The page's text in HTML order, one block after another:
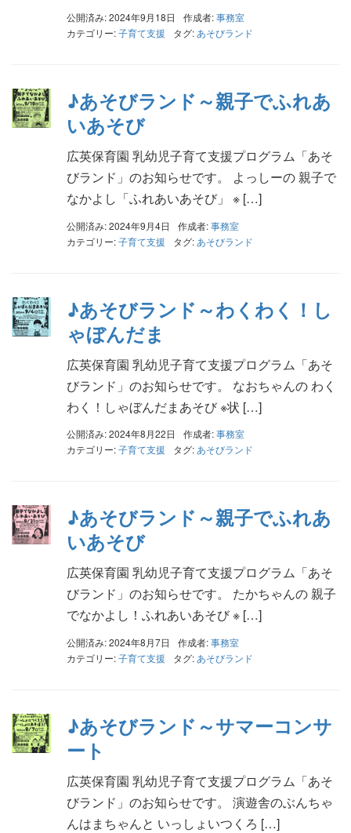
公開済み: 2024年9月18日 作成者:事務室
カテゴリー:子育て支援 タグ: あそびランド
♪あそびランド～親子でふれあ
いあそび
広英保育園 乳幼児子育て支援プログラム「あそ
びランド」のお知らせです。 よっしーの 親子で
なかよし「ふれあいあそび」 ※ […]
公開済み: 2024年9月4日 作成者:事務室
カテゴリー:子育て支援 タグ: あそびランド
♪あそびランド～わくわく！し
ゃぼんだま
広英保育園 乳幼児子育て支援プログラム「あそ
びランド」のお知らせです。 なおちゃんの わく
わく！しゃぼんだまあそび ※状 […]
公開済み: 2024年8月22日 作成者:事務室
カテゴリー:子育て支援 タグ: あそびランド
♪あそびランド～親子でふれあ
いあそび
広英保育園 乳幼児子育て支援プログラム「あそ
びランド」のお知らせです。 たかちゃんの 親子
でなかよし！ふれあいあそび ※ […]
公開済み: 2024年8月7日 作成者:事務室
カテゴリー:子育て支援 タグ: あそびランド
♪あそびランド～サマーコンサ
ート
広英保育園 乳幼児子育て支援プログラム「あそ
びランド」のお知らせです。 演遊舎のぶんちゃ
んはまちゃんと いっしょいつくろ […]